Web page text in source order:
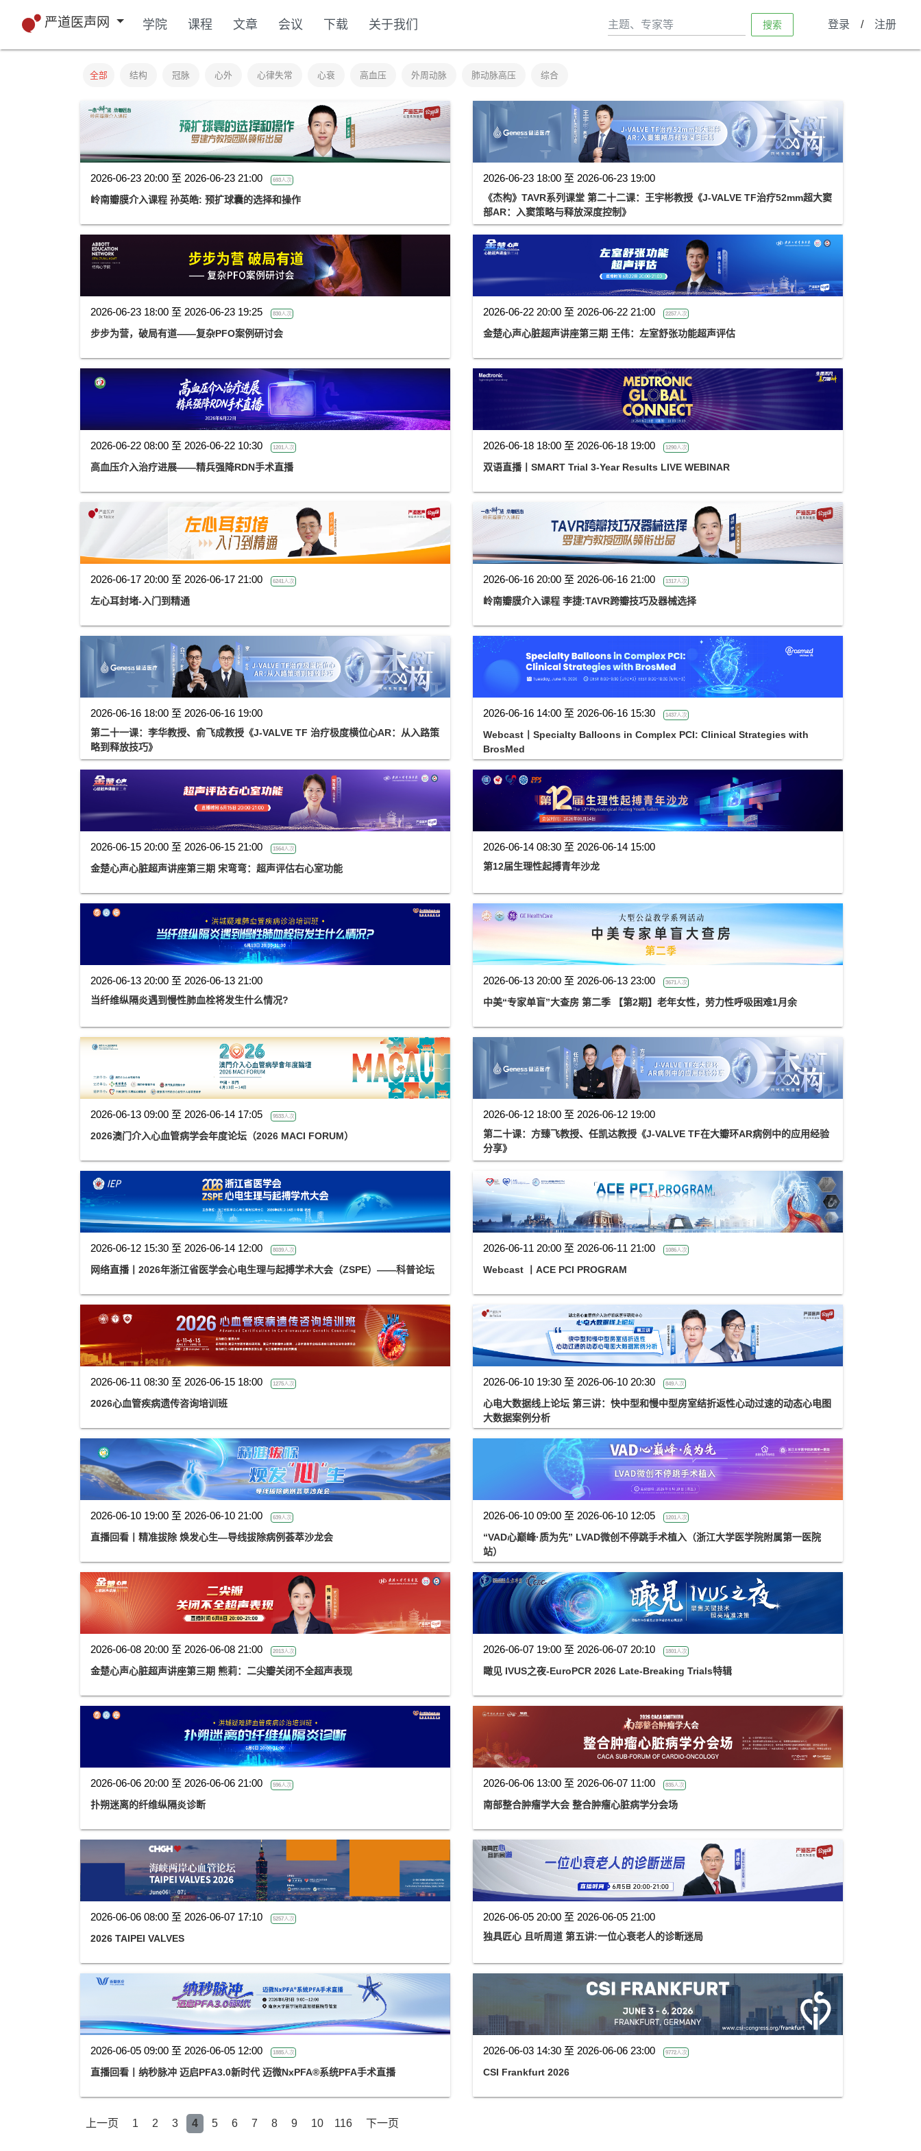
严道医声网 学院 课程 文章 会议 下载 关于我们 搜索 登录 / 注册
全部 结构 冠脉 心外 心律失常 心衰 高血压 外周动脉 肺动脉高压 综合
2026-06-23 20:00 至 2026-06-23 21:00 693人次
岭南瓣膜介入课程 孙英皓: 预扩球囊的选择和操作
2026-06-23 18:00 至 2026-06-23 19:00
《杰构》TAVR系列课堂 第二十二课：王宇彬教授《J-VALVE TF治疗52mm超大窦
部AR：入窦策略与释放深度控制》
2026-06-23 18:00 至 2026-06-23 19:25 830人次
步步为营，破局有道——复杂PFO案例研讨会
2026-06-22 20:00 至 2026-06-22 21:00 2257人次
金楚心声心脏超声讲座第三期 王伟：左室舒张功能超声评估
2026-06-22 08:00 至 2026-06-22 10:30 1201人次
高血压介入治疗进展——精兵强降RDN手术直播
2026-06-18 18:00 至 2026-06-18 19:00 1290人次
双语直播丨SMART Trial 3-Year Results LIVE WEBINAR
2026-06-17 20:00 至 2026-06-17 21:00 6241人次
左心耳封堵-入门到精通
2026-06-16 20:00 至 2026-06-16 21:00 1317人次
岭南瓣膜介入课程 李捷:TAVR跨瓣技巧及器械选择
2026-06-16 18:00 至 2026-06-16 19:00
第二十一课：李华教授、俞飞成教授《J-VALVE TF 治疗极度横位心AR：从入路策
略到释放技巧》
2026-06-16 14:00 至 2026-06-16 15:30 1437人次
Webcast丨Specialty Balloons in Complex PCI: Clinical Strategies with
BrosMed
2026-06-15 20:00 至 2026-06-15 21:00 1564人次
金楚心声心脏超声讲座第三期 宋弯弯：超声评估右心室功能
2026-06-14 08:30 至 2026-06-14 15:00
第12届生理性起搏青年沙龙
2026-06-13 20:00 至 2026-06-13 21:00
当纤维纵隔炎遇到慢性肺血栓将发生什么情况?
2026-06-13 20:00 至 2026-06-13 23:00 3671人次
中美“专家单盲”大查房 第二季 【第2期】老年女性，劳力性呼吸困难1月余
2026-06-13 09:00 至 2026-06-14 17:05 9533人次
2026澳门介入心血管病学会年度论坛（2026 MACI FORUM）
2026-06-12 18:00 至 2026-06-12 19:00
第二十课：方臻飞教授、任凯达教授《J-VALVE TF在大瓣环AR病例中的应用经验
分享》
2026-06-12 15:30 至 2026-06-14 12:00 8039人次
网络直播丨2026年浙江省医学会心电生理与起搏学术大会（ZSPE）——科普论坛
2026-06-11 20:00 至 2026-06-11 21:00 1086人次
Webcast 丨ACE PCI PROGRAM
2026-06-11 08:30 至 2026-06-15 18:00 1275人次
2026心血管疾病遗传咨询培训班
2026-06-10 19:30 至 2026-06-10 20:30 849人次
心电大数据线上论坛 第三讲：快中型和慢中型房室结折返性心动过速的动态心电图
大数据案例分析
2026-06-10 19:00 至 2026-06-10 21:00 639人次
直播回看丨精准拔除 焕发心生—导线拔除病例荟萃沙龙会
2026-06-10 09:00 至 2026-06-10 12:05 1201人次
“VAD心巅峰·质为先” LVAD微创不停跳手术植入（浙江大学医学院附属第一医院
站）
2026-06-08 20:00 至 2026-06-08 21:00 2013人次
金楚心声心脏超声讲座第三期 熊莉：二尖瓣关闭不全超声表现
2026-06-07 19:00 至 2026-06-07 20:10 1801人次
瞰见 IVUS之夜-EuroPCR 2026 Late-Breaking Trials特辑
2026-06-06 20:00 至 2026-06-06 21:00 596人次
扑朔迷离的纤维纵隔炎诊断
2026-06-06 13:00 至 2026-06-07 11:00 835人次
南部整合肿瘤学大会 整合肿瘤心脏病学分会场
2026-06-06 08:00 至 2026-06-07 17:10 5257人次
2026 TAIPEI VALVES
2026-06-05 20:00 至 2026-06-05 21:00
独具匠心 且听周道 第五讲:一位心衰老人的诊断迷局
2026-06-05 09:00 至 2026-06-05 12:00 1885人次
直播回看丨纳秒脉冲 迈启PFA3.0新时代 迈微NxPFA®系统PFA手术直播
2026-06-03 14:30 至 2026-06-06 23:00 9772人次
CSI Frankfurt 2026
上一页 1 2 3 4 5 6 7 8 9 10 116 下一页